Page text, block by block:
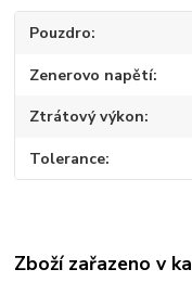
Pouzdro
Zenerovo napětí
Ztrátový výkon
Tolerance
Zboží zařazeno v